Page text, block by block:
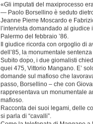
«Gli imputati del maxiprocesso
— Paolo Borsellino è seduto
Jeanne Pierre Moscardo e
l’intervista domandado al
Palermo del febbraio ’86.
Il giudice ricorda con orgoglio di
dell’85, la monumentale
Subito dopo, i due giomalisti
quei 475, Vittorio Mangano. E’
domande sul mafioso che
passo, Borsellino – che con
rappresentava un monumentale
mafioso.
Racconta dei suoi legami, delle
si parla di “cavalli”.